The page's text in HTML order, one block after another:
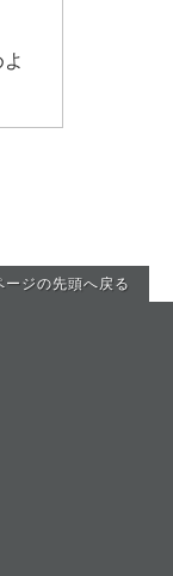
ージの先頭へ戻る